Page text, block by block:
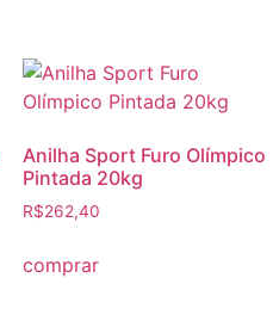
Anilha Sport Furo Olímpico
Pintada 20kg
R$262,40
comprar